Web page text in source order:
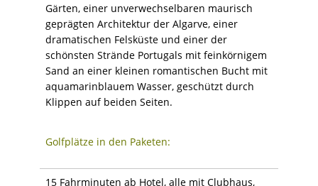
Gärten, einer unverwechselbaren maurisch
geprägten Architektur der Algarve, einer
dramatischen Felsküste und einer der
schönsten Strände Portugals mit feinkörnigem
Sand an einer kleinen romantischen Bucht mit
aquamarinblauem Wasser, geschützt durch
Klippen auf beiden Seiten.
Golfplätze in den Paketen:
15 Fahrminuten ab Hotel, alle mit Clubhaus,